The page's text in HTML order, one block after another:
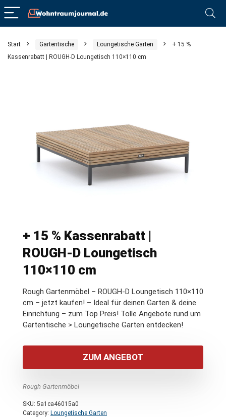
Start Gartentische Loungetische Garten
+ 15 %
Kassenrabatt | ROUGH-D Loungetisch 110×110 cm
+ 15 % Kassenrabatt |
ROUGH-D Loungetisch
110×110 cm
Rough Gartenmöbel – ROUGH-D Loungetisch 110×110
cm – jetzt kaufen! – Ideal für deinen Garten & deine
Einrichtung – zum Top Preis! Tolle Angebote rund um
Gartentische > Loungetische Garten entdecken!
ZUM ANGEBOT
Rough Gartenmöbel
SKU: 5a1ca46015a0
Category: Loungetische Garten